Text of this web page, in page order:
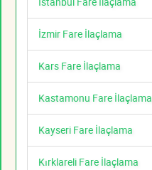
İzmir Fare İlaçlama
Kars Fare İlaçlama
Kastamonu Fare İlaçlama
Kayseri Fare İlaçlama
Kırklareli Fare İlaçlama